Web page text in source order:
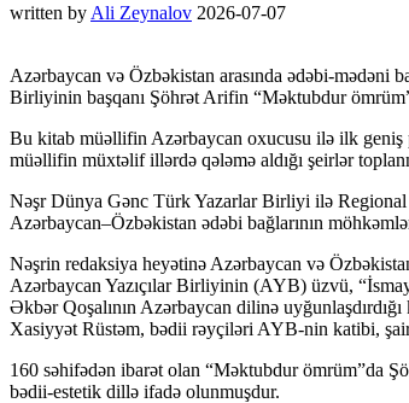
written by Ali Zeynalov 2026-07-07
Azərbaycan və Özbəkistan arasında ədəbi-mədəni
Birliyinin başqanı Şöhrət Arifin “Məktubdur
Bu kitab müəllifin Azərbaycan oxucusu ilə ilk geniş
müəllifin müxtəlif illərdə qələmə aldığı şeirlər
Nəşr Dünya Gənc Türk Yazarlar Birliyi ilə Regional
Azərbaycan–Özbəkistan ədəbi bağlarının
Nəşrin redaksiya heyətinə Azərbaycan və
Azərbaycan Yazıçılar Birliyinin (AYB) üzvü,
Əkbər Qoşalının Azərbaycan dilinə
Xasiyyət Rüstəm, bədii rəyçiləri AYB-nin katibi,
160 səhifədən ibarət olan “Məktubdur ömrüm”da
bədii-estetik dillə ifadə olunmuşdur.